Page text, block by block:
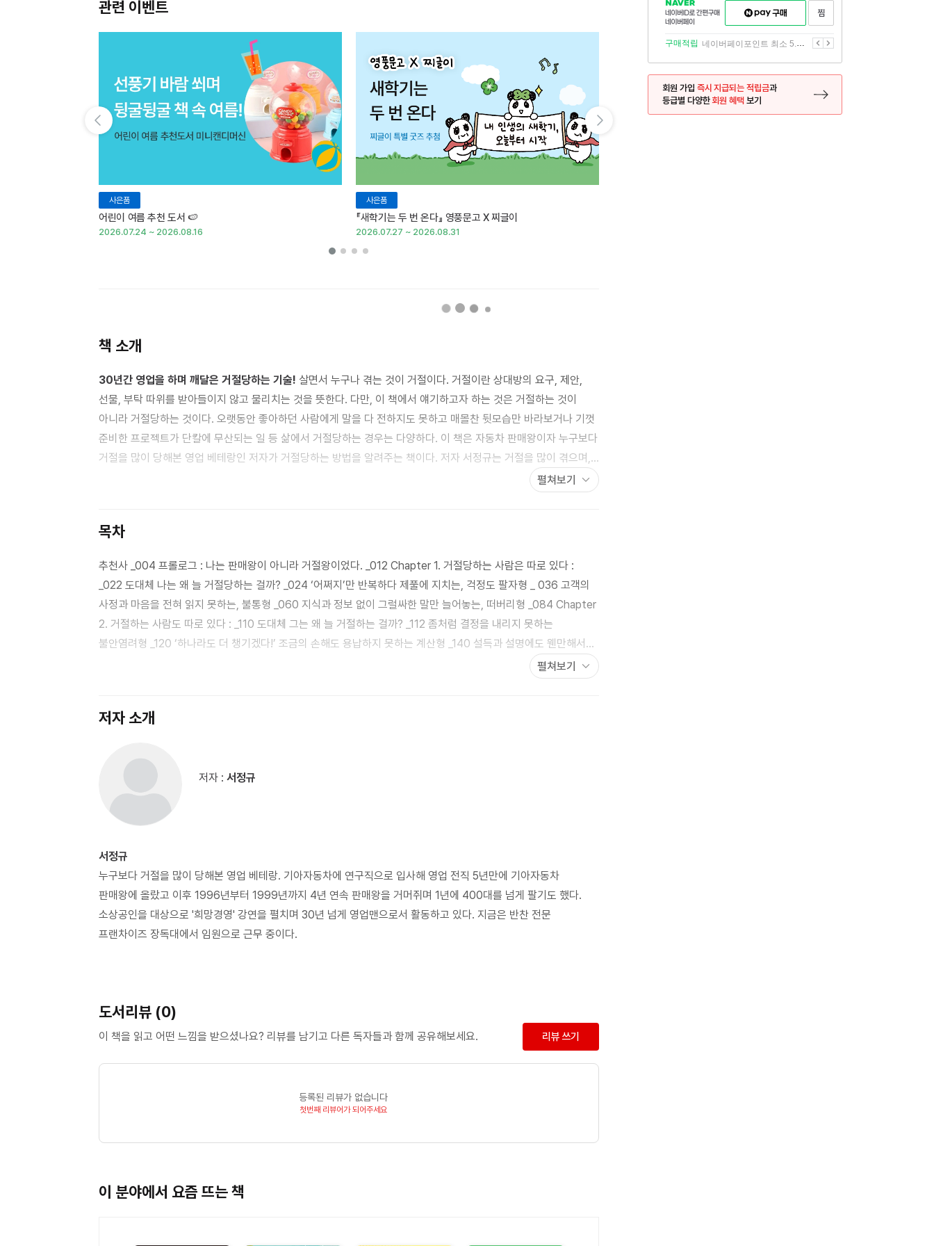
관련 이벤트
사은품
어린이 여름 추천 도서 🍉
2026.07.24 ~ 2026.08.16
사은품
『새학기는 두 번 온다』 영풍문고 X 찌글이
2026.07.27 ~ 2026.08.31
책 소개
30년간 영업을 하며 깨달은 거절당하는 기술!
선물, 부탁 따위를 받아들이지 않고 물리치는 것을 뜻한다. 다만, 이 책에서 얘기하고자 하는 것은 거절하는 것이
아니라 거절당하는 것이다. 오랫동안 좋아하던 사람에게 말을 다 전하지도 못하고 매몰찬 뒷모습만 바라보거나 기껏
준비한 프로젝트가 단칼에 무산되는 일 등 삶에서 거절당하는 경우는 다양하다. 이 책은 자동차 판매왕이자 누구보다
거절을 많이 당해본 영업 베테랑인 저자가 거절당하는 방법을 알려주는 책이다. 저자 서정규는 거절을 많이 겪으며,
거절에 대한 노련한 안목을 길러왔다. 그는 거절당하는 데에는 거절당하는 사람뿐만이 아니라 거절하는 사람, 둘
다가 중요하다고 말한다. 상대방과 자신, 양측을 파악하고 있어야 당하더라도 잘 당할 수 있다. 이 책은 거절당하는
펼쳐보기
목차
추천사 _004 프롤로그 : 나는 판매왕이 아니라 거절왕이었다. _012 Chapter 1. 거절당하는 사람은 따로 있다 :
_022 도대체 나는 왜 늘 거절당하는 걸까? _024 ‘어쩌지’만 반복하다 제풀에 지치는, 걱정도 팔자형 _ 036 고객의
사정과 마음을 전혀 읽지 못하는, 불통형 _060 지식과 정보 없이 그럴싸한 말만 늘어놓는, 떠버리형 _084 Chapter
2. 거절하는 사람도 따로 있다 : _110 도대체 그는 왜 늘 거절하는 걸까? _112 좀처럼 결정을 내리지 못하는
불안염려형 _120 ‘하나라도 더 챙기겠다!’ 조금의 손해도 용납하지 못하는 계산형 _140 설득과 설명에도 웬만해서는
펼쳐보기
저자 소개
저자 : 서정규
서정규
누구보다 거절을 많이 당해본 영업 베테랑. 기아자동차에 연구직으로 입사해 영업 전직 5년만에 기아자동차
판매왕에 올랐고 이후 1996년부터 1999년까지 4년 연속 판매왕을 거머쥐며 1년에 400대를 넘게 팔기도 했다.
소상공인을 대상으로 '희망경영' 강연을 펼치며 30년 넘게 영업맨으로서 활동하고 있다. 지금은 반찬 전문
프랜차이즈 장독대에서 임원으로 근무 중이다.
도서리뷰 (0)
이 책을 읽고 어떤 느낌을 받으셨나요? 리뷰를 남기고 다른 독자들과 함께 공유해보세요. 리뷰 쓰기
등록된 리뷰가 없습니다
첫번째 리뷰어가 되어주세요
이 분야에서 요즘 뜨는 책
NAVER
네이버
ID로
간편구매
네이버페이
구매하기
이전
구매적립 네이버페이포인트 최소 5.5% 적립 다음
회원 가입 즉시 지급되는 적립금과
등급별 다양한회원 혜택 보기